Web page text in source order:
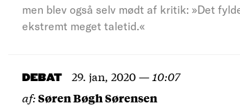
men blev også selv mødt af kritik: »Det
ekstremt meget taletid.«
DEBAT 29. jan, 2020— 10:07
af:Søren Bøgh Sørensen